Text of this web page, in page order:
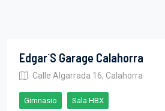
Edgar´s Garage Calahorra
Calle Algarrada 16, Calahorra
Gimnasio Sala HBX